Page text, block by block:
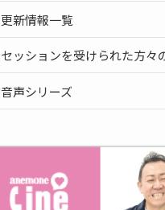
更新情報一覧
セッションを受けられた方々
音声シリーズ